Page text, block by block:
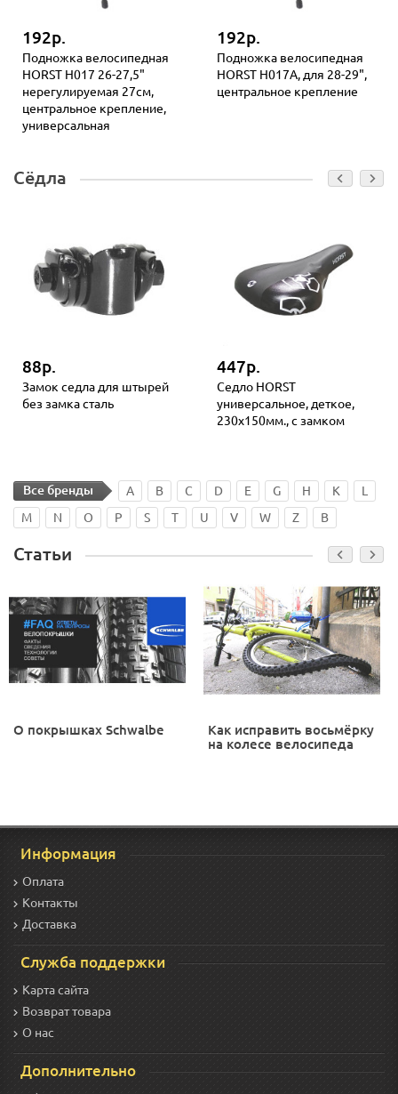
192р.
Подножка велосипедная
HORST H017 26-27,5"
нерегулируемая 27см,
центральное крепление,
универсальная
192р.
Подножка велосипедная
HORST H017A, для 28-29",
центральное крепление
Сёдла
88р.
Замок седла для штырей
без замка сталь
447р.
Седло HORST
универсальное, деткое,
230х150мм., с замком
Все бренды A B C D E G H K
L
M
N O P S T U V W Z В
Статьи
О покрышках Schwalbe
Как исправить восьмёрку
на колесе велосипеда
Информация
Оплата
Контакты
Доставка
Служба поддержки
Карта сайта
Возврат товара
О нас
Дополнительно